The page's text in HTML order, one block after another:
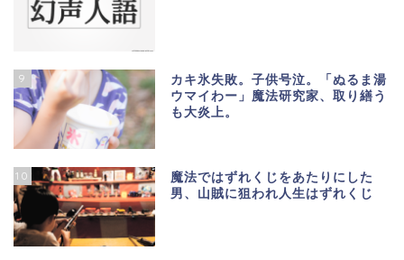
9
カキ氷失敗。子供号泣。「ぬるま湯
ウマイわー」魔法研究家、取り繕う
も大炎上。
10
魔法ではずれくじをあたりにした
男、山賊に狙われ人生はずれくじ